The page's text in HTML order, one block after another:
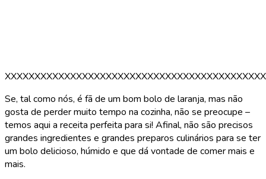
Se, tal como nós, é fã de um bom bolo de laranja, mas não
gosta de perder muito tempo na cozinha, não se preocupe –
temos aqui a receita perfeita para si! Afinal, não são precisos
grandes ingredientes e grandes preparos culinários para se ter
um bolo delicioso, húmido e que dá vontade de comer mais e
mais.